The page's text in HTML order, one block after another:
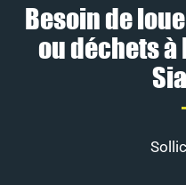
Besoin de
ou déchets à